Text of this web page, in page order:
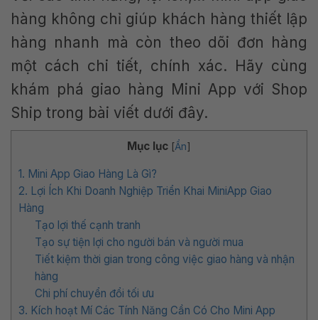
hàng không chỉ giúp khách hàng thiết lập
hàng nhanh mà còn theo dõi đơn hàng
một cách chi tiết, chính xác. Hãy cùng
khám phá giao hàng Mini App với Shop
Ship trong bài viết dưới đây.
Mục lục [Ẩn]
1. Mini App Giao Hàng Là Gì?
2. Lợi Ích Khi Doanh Nghiệp Triển Khai MiniApp Giao
Hàng
Tạo lợi thế cạnh tranh
Tạo sự tiện lợi cho người bán và người mua
Tiết kiệm thời gian trong công việc giao hàng và nhận
hàng
Chi phí chuyển đổi tối ưu
3. Kích hoạt Mí Các Tính Năng Cần Có Cho Mini App